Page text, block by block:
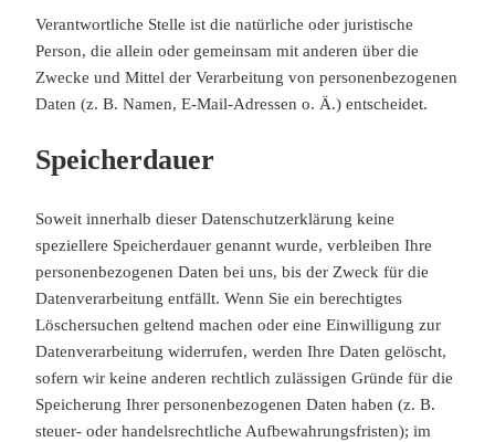
Verantwortliche Stelle ist die natürliche oder juristische
Person, die allein oder gemeinsam mit anderen über die
Zwecke und Mittel der Verarbeitung von personenbezogenen
Daten (z. B. Namen, E-Mail-Adressen o. Ä.) entscheidet.
Speicherdauer
Soweit innerhalb dieser Datenschutzerklärung keine
speziellere Speicherdauer genannt wurde, verbleiben Ihre
personenbezogenen Daten bei uns, bis der Zweck für die
Datenverarbeitung entfällt. Wenn Sie ein berechtigtes
Löschersuchen geltend machen oder eine Einwilligung zur
Datenverarbeitung widerrufen, werden Ihre Daten gelöscht,
sofern wir keine anderen rechtlich zulässigen Gründe für die
Speicherung Ihrer personenbezogenen Daten haben (z. B.
steuer- oder handelsrechtliche Aufbewahrungsfristen); im